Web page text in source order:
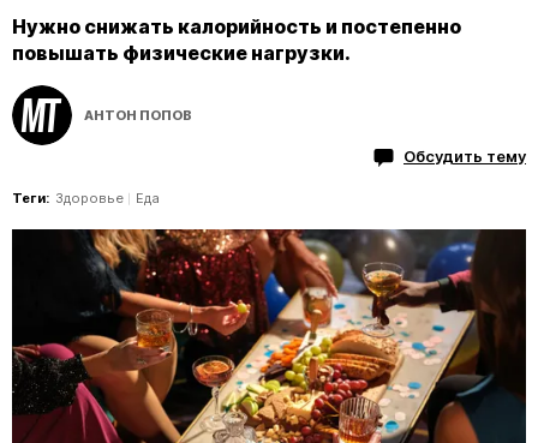
Нужно снижать калорийность и постепенно
повышать физические нагрузки.
АНТОН ПОПОВ
Обсудить тему
Теги: Здоровье Еда